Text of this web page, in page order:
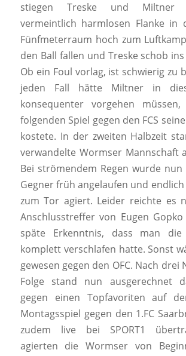
stiegen Treske und Miltner
vermeintlich harmlosen Flanke in
Fünfmeterraum hoch zum
den Ball fallen und Treske schob
Ob ein Foul vorlag, ist schwierig zu
jeden Fall hätte Miltner in
konsequenter vorgehen
folgenden Spiel gegen den FCS
kostete. In der zweiten Halbzeit
verwandelte Wormser Mannschaft
Bei strömendem Regen wurde
Gegner früh angelaufen und
zum Tor agiert. Leider reichte es
Anschlusstreffer von Eugen
späte Erkenntnis, dass man
komplett verschlafen hatte. Sonst
gewesen gegen den OFC. Nach drei
Folge stand nun ausgerechnet
gegen einen Topfavoriten auf
Montagsspiel gegen den 1.FC
zudem live bei SPORT1
agierten die Wormser von